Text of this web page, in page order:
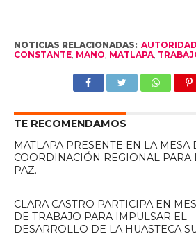
NOTICIAS RELACIONADAS:
CONSTANTE, MANO, MATLAPA,
TE RECOMENDAMOS
MATLAPA PRESENTE EN LA MESA
COORDINACIÓN REGIONAL PARA
PAZ.
CLARA CASTRO PARTICIPA EN
DE TRABAJO PARA IMPULSAR EL
DESARROLLO DE LA HUASTECA